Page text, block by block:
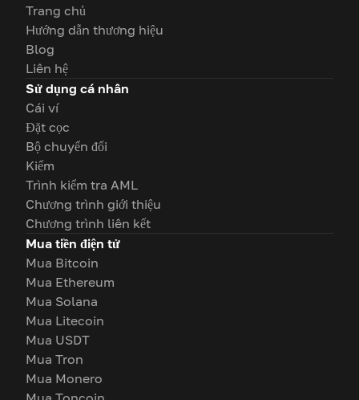
Trang chủ
Hướng dẫn thương hiệu
Blog
Liên hệ
Sử dụng cá nhân
Cái ví
Đặt cọc
Bộ chuyển đổi
Kiếm
Trình kiểm tra AML
Chương trình giới thiệu
Chương trình liên kết
Mua tiền điện tử
Mua Bitcoin
Mua Ethereum
Mua Solana
Mua Litecoin
Mua USDT
Mua Tron
Mua Monero